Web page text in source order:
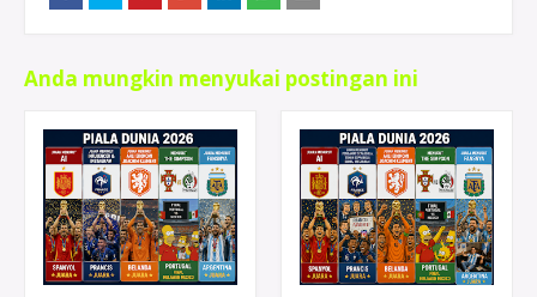
Anda mungkin menyukai postingan ini